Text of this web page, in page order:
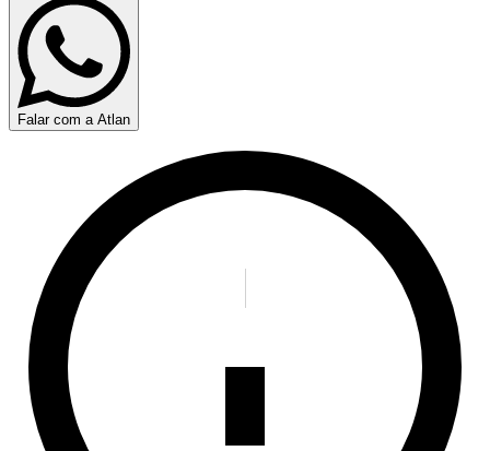
Falar com a Atlan